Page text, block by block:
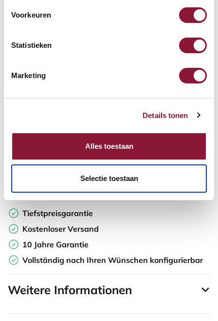
Voorkeuren
Statistieken
Marketing
Details tonen
Alles toestaan
Selectie toestaan
Verfügbar
Auf der Suche nach Stückzahlen? Machen Sie Ihren Arbeitsplatz
komplett und fordern Sie direkt ein individuelles Angebot an.
Zur Vergleichsliste hinzufügen
Tiefstpreisgarantie
Kostenloser Versand
10 Jahre Garantie
Vollständig nach Ihren Wünschen konfigurierbar
Weitere Informationen